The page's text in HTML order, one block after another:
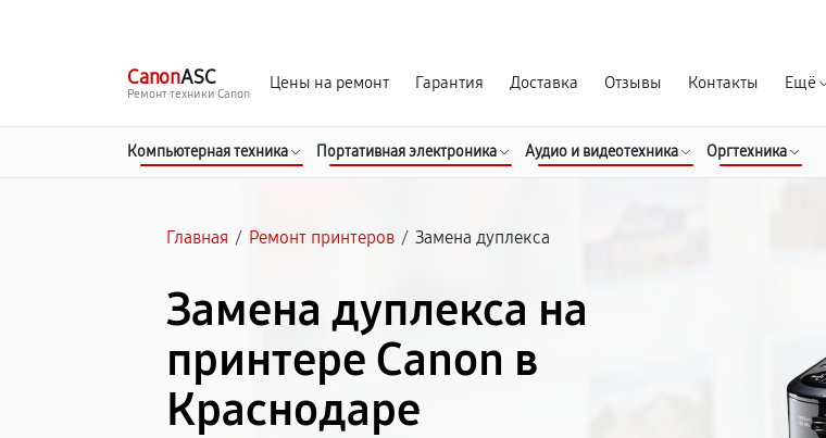
CanonASC
Ремонт техники Canon
Цены на ремонт Гарантия Доставка Отзывы Контакты Ещё
Компьютерная техника Портативная электроника Аудио и видеотехника Оргтехника
Главная / Ремонт принтеров / Замена дуплекса
Замена дуплекса на
принтере Canon в
Краснодаре